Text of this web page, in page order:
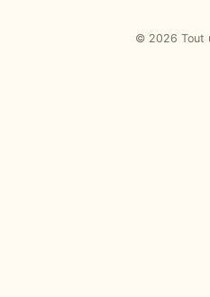
© 2026 Tout